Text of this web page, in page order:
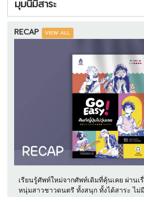
มุมนี้มีสาระ
RECAP VIEW ALL
เรียนรู้ศัพท์ใหม่จากศัพท์เดิมที่คุ้นเคย ผ่านเ
หนุ่มสาวชาวดนตรี ทั้งสนุก ทั้งได้สาระ ไม่